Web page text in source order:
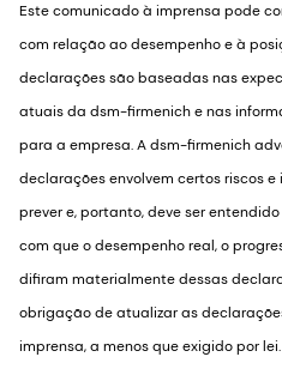
Este comunicado à imprensa pode
com relação ao desempenho e à
declarações são baseadas nas
atuais da dsm-firmenich e nas
para a empresa. A dsm-firmenich
declarações envolvem certos riscos
prever e, portanto, deve ser
com que o desempenho real, o
difiram materialmente dessas
obrigação de atualizar as
imprensa, a menos que exigido por